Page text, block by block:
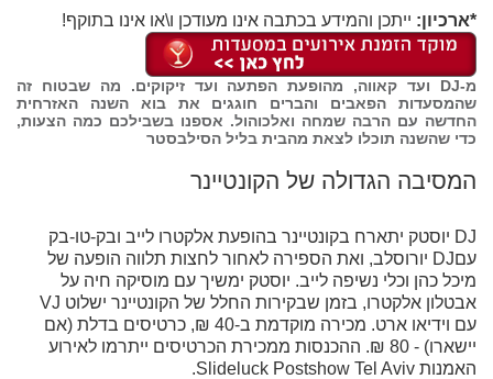
*ארכיון: ייתכן והמידע בכתבה אינו מעודכן ו\או אינו בתוקף!
מ-DJ ועד קאווה, מהופעת הפתעה ועד זיקוקים. מה שבטוח זה
שהמסעדות הפאבים והברים חוגגים את בוא השנה האזרחית
החדשה עם הרבה שמחה ואלכוהול. אספנו בשבילכם כמה הצעות,
כדי שהשנה תוכלו לצאת מהבית בליל הסילבסטר
המסיבה הגדולה של הקונטיינר
DJ יוסטק יתארח בקונטיינר בהופעת אלקטרו לייב ובק-טו-בק
עםDJ יורוסלב, ואת הספירה לאחור לחצות תלווה הופעה של
מיכל כהן וכלי נשיפה לייב. יוסטק ימשיך עם מוסיקה חיה על
אבטלון אלקטרו, בזמן שבקירות החלל של הקונטיינר ישלוט VJ
עם וידיאו ארט. מכירה מוקדמת ב-40 ₪, כרטיסים בדלת (אם
יישארו) - 80 ₪. ההכנסות ממכירת הכרטיסים ייתרמו לאירוע
האמנות Slideluck Postshow Tel Aviv.